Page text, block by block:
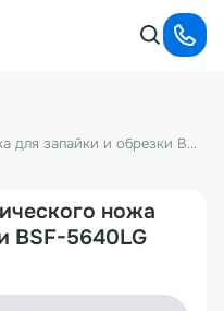
Поступление автоматического ножа для запайки и обрезки BSF-5640LG (электрический)
ножа
BSF-5640LG